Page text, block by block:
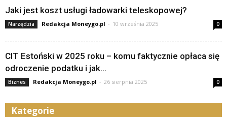
Jaki jest koszt usługi ładowarki teleskopowej?
Narzędzia Redakcja Moneygo.pl - 10 września 2025 0
CIT Estoński w 2025 roku – komu faktycznie opłaca się
odroczenie podatku i jak...
Biznes Redakcja Moneygo.pl - 26 sierpnia 2025 0
Kategorie